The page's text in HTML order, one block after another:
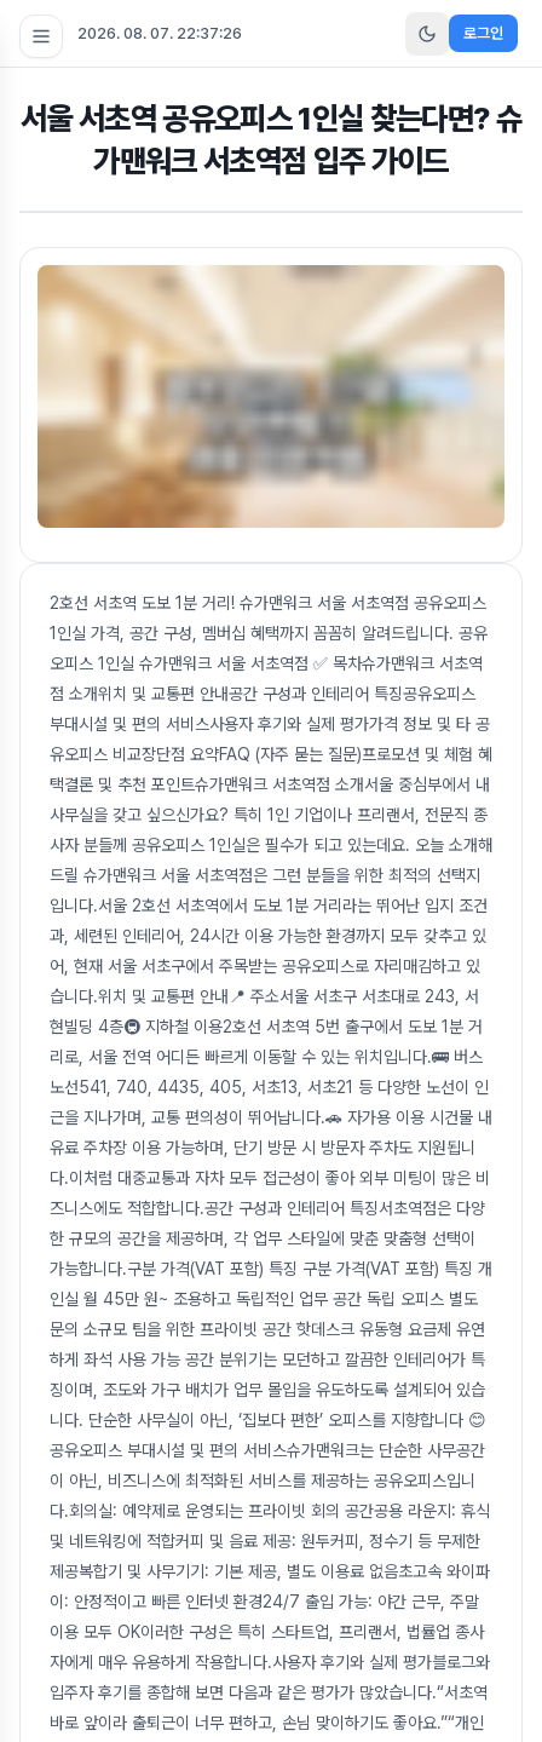
2026. 08. 07. 22:37:26 로그인
서울 서초역 공유오피스 1인실 찾는다면? 슈
가맨워크 서초역점 입주 가이드
2호선 서초역 도보 1분 거리! 슈가맨워크 서울 서초역점 공유오피스
1인실 가격, 공간 구성, 멤버십 혜택까지 꼼꼼히 알려드립니다. 공유
오피스 1인실 슈가맨워크 서울 서초역점 ✅ 목차슈가맨워크 서초역
점 소개위치 및 교통편 안내공간 구성과 인테리어 특징공유오피스
부대시설 및 편의 서비스사용자 후기와 실제 평가가격 정보 및 타 공
유오피스 비교장단점 요약FAQ (자주 묻는 질문)프로모션 및 체험 혜
택결론 및 추천 포인트슈가맨워크 서초역점 소개서울 중심부에서 내
사무실을 갖고 싶으신가요? 특히 1인 기업이나 프리랜서, 전문직 종
사자 분들께 공유오피스 1인실은 필수가 되고 있는데요. 오늘 소개해
드릴 슈가맨워크 서울 서초역점은 그런 분들을 위한 최적의 선택지
입니다.서울 2호선 서초역에서 도보 1분 거리라는 뛰어난 입지 조건
과, 세련된 인테리어, 24시간 이용 가능한 환경까지 모두 갖추고 있
어, 현재 서울 서초구에서 주목받는 공유오피스로 자리매김하고 있
습니다.위치 및 교통편 안내📍 주소서울 서초구 서초대로 243, 서
현빌딩 4층🚇 지하철 이용2호선 서초역 5번 출구에서 도보 1분 거
리로, 서울 전역 어디든 빠르게 이동할 수 있는 위치입니다.🚌 버스
노선541, 740, 4435, 405, 서초13, 서초21 등 다양한 노선이 인
근을 지나가며, 교통 편의성이 뛰어납니다.🚗 자가용 이용 시건물 내
유료 주차장 이용 가능하며, 단기 방문 시 방문자 주차도 지원됩니
다.이처럼 대중교통과 자차 모두 접근성이 좋아 외부 미팅이 많은 비
즈니스에도 적합합니다.공간 구성과 인테리어 특징서초역점은 다양
한 규모의 공간을 제공하며, 각 업무 스타일에 맞춘 맞춤형 선택이
가능합니다.구분 가격(VAT 포함) 특징 구분 가격(VAT 포함) 특징 개
인실 월 45만 원~ 조용하고 독립적인 업무 공간 독립 오피스 별도
문의 소규모 팀을 위한 프라이빗 공간 핫데스크 유동형 요금제 유연
하게 좌석 사용 가능 공간 분위기는 모던하고 깔끔한 인테리어가 특
징이며, 조도와 가구 배치가 업무 몰입을 유도하도록 설계되어 있습
니다. 단순한 사무실이 아닌, ‘집보다 편한’ 오피스를 지향합니다 😊
공유오피스 부대시설 및 편의 서비스슈가맨워크는 단순한 사무공간
이 아닌, 비즈니스에 최적화된 서비스를 제공하는 공유오피스입니
다.회의실: 예약제로 운영되는 프라이빗 회의 공간공용 라운지: 휴식
및 네트워킹에 적합커피 및 음료 제공: 원두커피, 정수기 등 무제한
제공복합기 및 사무기기: 기본 제공, 별도 이용료 없음초고속 와이파
이: 안정적이고 빠른 인터넷 환경24/7 출입 가능: 야간 근무, 주말
이용 모두 OK이러한 구성은 특히 스타트업, 프리랜서, 법률업 종사
자에게 매우 유용하게 작용합니다.사용자 후기와 실제 평가블로그와
입주자 후기를 종합해 보면 다음과 같은 평가가 많았습니다.“서초역
바로 앞이라 출퇴근이 너무 편하고, 손님 맞이하기도 좋아요.”“개인